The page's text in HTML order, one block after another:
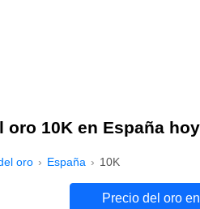
oro 10K en España hoy
oro España 10K
Precio del oro en